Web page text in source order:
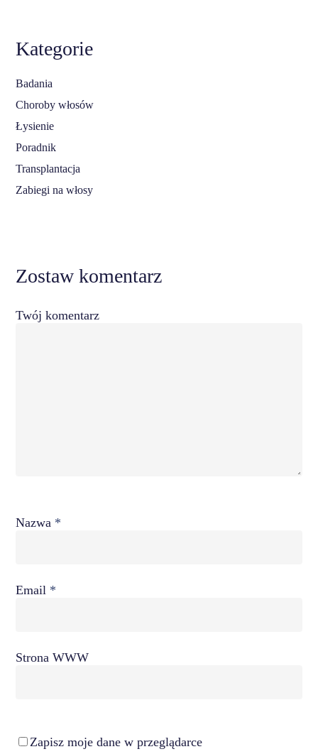
Kategorie
Badania
Choroby włosów
Łysienie
Poradnik
Transplantacja
Zabiegi na włosy
Zostaw komentarz
Twój komentarz
Nazwa *
Email *
Strona WWW
Zapisz moje dane w przeglądarce